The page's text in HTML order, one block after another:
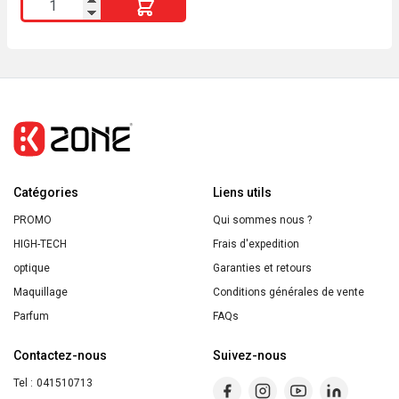
était :
2800 DA.
est :
2500 DA.
de
Corps
Fleur
Prés
&
Bruyère
390ml
Catégories
PROMO
HIGH-TECH
optique
Maquillage
Parfum
Liens utils
Qui sommes nous ?
Frais d'expedition
Garanties et retours
Conditions générales de vente
FAQs
Contactez-nous
Tel : 041510713
Suivez-nous